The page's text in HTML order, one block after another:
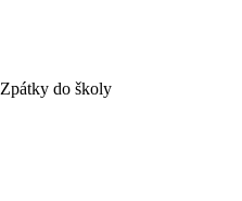
Zpátky do školy